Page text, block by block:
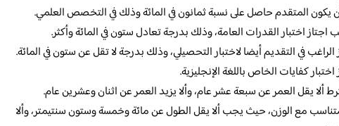
يكون المتقدم حاصل على نسبة ثمانون في المائة وذلك في التخصص العلمي.
اجتاز اختبار القدرات العامة، وذلك بدرجة تعادل ستون في المائة وأكثر.
في التقديم أيضا لاختبار التحصيلي، وذلك بدرجة لا تقل عن ستون في المائة.
كفايات الخاص باللغة الإنجليزية.
ألا يقل العمر عن سبعة عشر عام، وألا يزيد العمر عن اثنان وعشرين عام.
مع الوزن، حيث يجب ألا يقل الطول عن مائة وخمسة وستون سنتيمتر، وألا